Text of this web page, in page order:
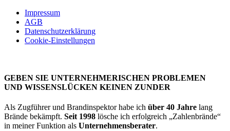
Impressum
AGB
Datenschutzerklärung
Cookie-Einstellungen
GEBEN SIE UNTERNEHMERISCHEN PROBLEMEN
UND WISSENSLÜCKEN KEINEN ZUNDER
Als Zugführer und Brandinspektor habe ich über 40 Jahre lang
Brände bekämpft. Seit 1998 lösche ich erfolgreich „Zahlenbrände“
in meiner Funktion als Unternehmensberater.